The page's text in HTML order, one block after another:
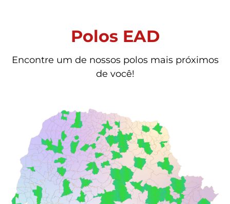
Polos EAD
Encontre um de nossos polos mais próximos
de você!